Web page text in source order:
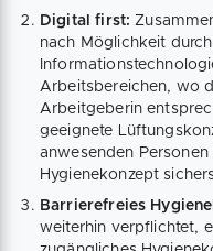
Digital first:
nach Möglichkeit
Arbeitsbereichen, wo
Arbeitgeberin
geeignete
anwesenden
Hygienekonzept
Barrierefreies
weiterhin verpflichtet,